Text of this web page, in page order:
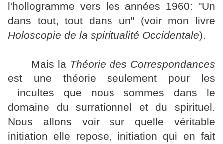
l'hollogramme vers les années 1960: "Un
dans tout, tout dans un" (voir mon livre
Holoscopie de la spiritualité Occidentale).
Mais la Théorie des Correspondances
est une théorie seulement pour les
incultes que nous sommes dans le
domaine du surrationnel et du spirituel.
Nous allons voir sur quelle véritable
initiation elle repose, initiation qui en fait